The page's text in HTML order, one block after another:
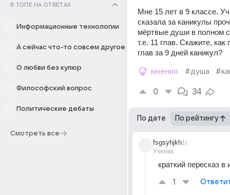
В ТОПЕ НА ОТВЕТАХ
Информационные технологии
А сейчас что-то совсем другое
О любви без купюр
Философский вопрос
Политические дебаты
Смотреть все
Мне 15 лет в 9 классе.
сказала за каникулы
мёртвые души в полном
т.е. 11 глав. Скажите, как
глав за 9 дней каникул?
мнения #душа
0 34
По дате По рейтингу
fsgsyhjkh
Ученик
1г
краткий пересказ в
1